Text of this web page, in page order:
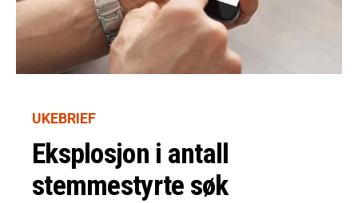
UKEBRIEF
Eksplosjon i antall
stemmestyrte søk